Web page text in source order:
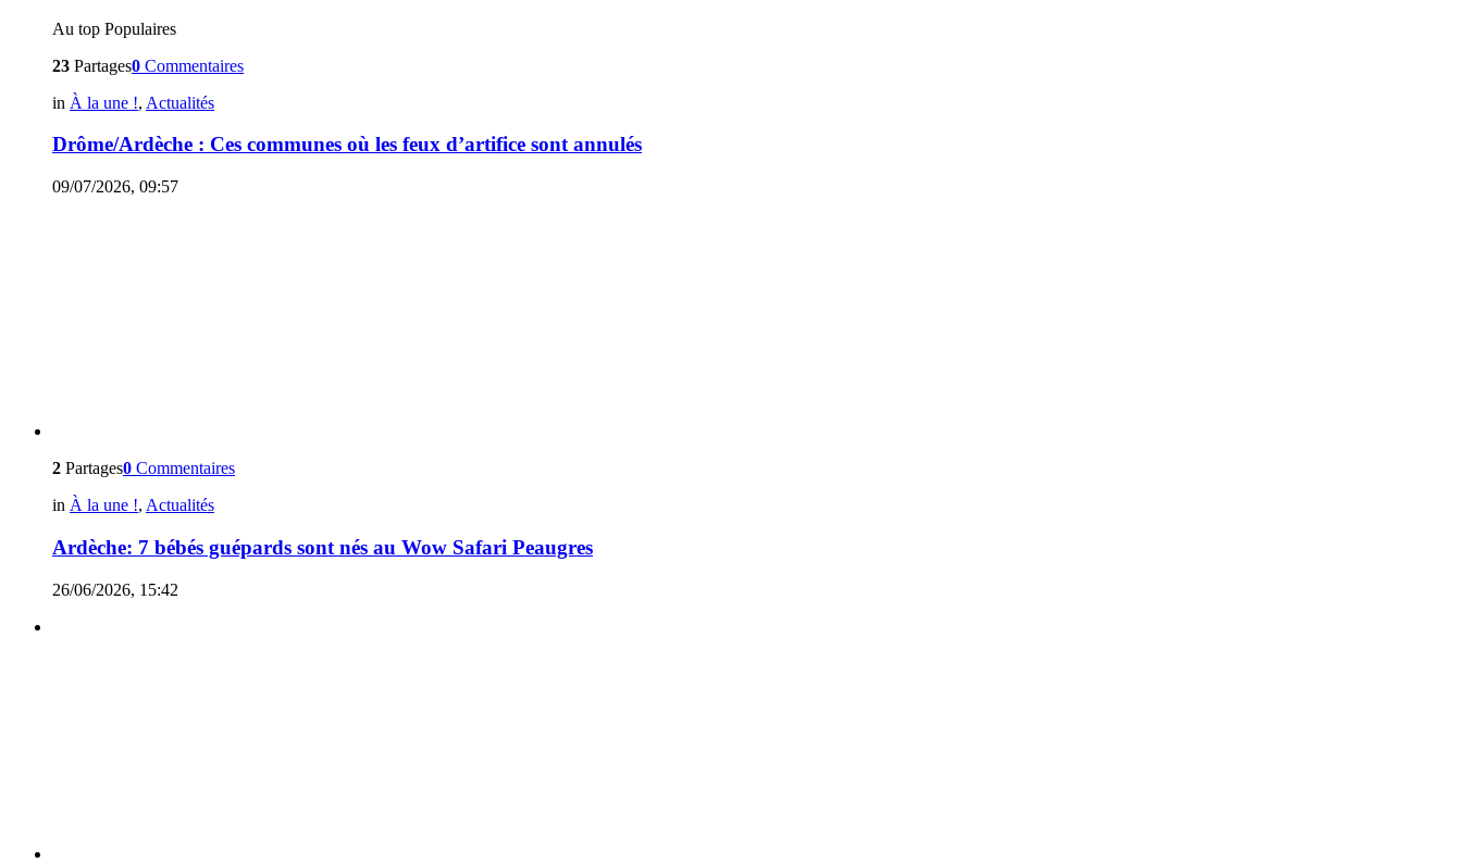
Au top Populaires
23 Partages0 Commentaires
in À la une !, Actualités
Drôme/Ardèche : Ces communes où les feux d’artifice sont annulés
09/07/2026, 09:57
2 Partages0 Commentaires
in À la une !, Actualités
Ardèche: 7 bébés guépards sont nés au Wow Safari Peaugres
26/06/2026, 15:42